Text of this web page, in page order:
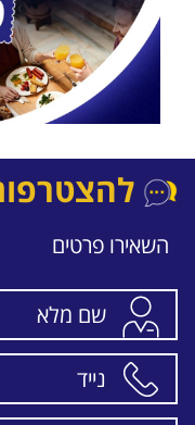
השאירו פרטים